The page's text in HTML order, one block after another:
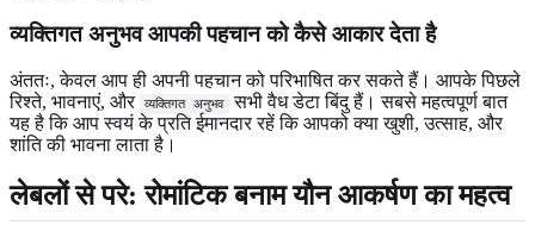
व्यक्तिगत अनुभव आपकी पहचान को कैसे आकार देता है
अंततः, केवल आप ही अपनी पहचान को परिभाषित कर सकते हैं। आपके पिछले
रिश्ते, भावनाएं, और व्यक्तिगत अनुभव सभी वैध डेटा बिंदु हैं। सबसे महत्वपूर्ण बात
यह है कि आप स्वयं के प्रति ईमानदार रहें कि आपको क्या खुशी, उत्साह, और
शांति की भावना लाता है।
लेबलों से परे: रोमांटिक बनाम यौन आकर्षण का महत्व